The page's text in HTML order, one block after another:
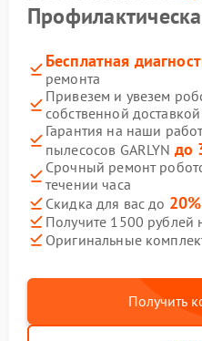
Бесплатная
ремонта
Привезем и увезем
собственной доставкой
Гарантия на наши
пылесосов GARLYN до
Срочный ремонт
течении часа
Скидка для вас до 20%
Получите 1500 рублей
Оригинальные
Получить